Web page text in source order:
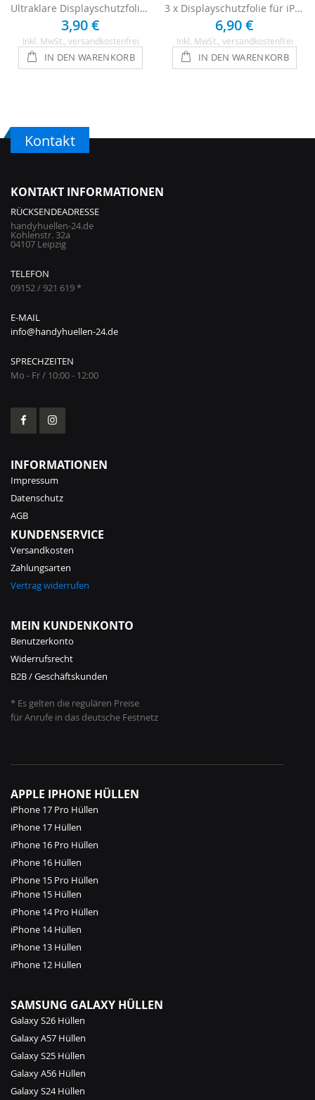
Ultraklare Displayschutzfolie für iPhone 7 Plus
3,90 €
Inkl. MwSt. , versandkostenfrei
IN DEN WARENKORB
3 x Displayschutzfolie für iPhone 7 Plus
6,90 €
Inkl. MwSt. , versandkostenfrei
IN DEN WARENKORB
Kontakt
KONTAKT INFORMATIONEN
RÜCKSENDEADRESSE
handyhuellen-24.de
Kohlenstr. 32a
04107 Leipzig
TELEFON
09152 / 921 619 *
E-MAIL
info@handyhuellen-24.de
SPRECHZEITEN
Mo - Fr / 10:00 - 12:00
INFORMATIONEN
Impressum
Datenschutz
AGB
KUNDENSERVICE
Versandkosten
Zahlungsarten
Vertrag widerrufen
MEIN KUNDENKONTO
Benutzerkonto
Widerrufsrecht
B2B / Geschäftskunden
* Es gelten die regulären Preise
für Anrufe in das deutsche Festnetz
APPLE IPHONE HÜLLEN
iPhone 17 Pro Hüllen
iPhone 17 Hüllen
iPhone 16 Pro Hüllen
iPhone 16 Hüllen
iPhone 15 Pro Hüllen
iPhone 15 Hüllen
iPhone 14 Pro Hüllen
iPhone 14 Hüllen
iPhone 13 Hüllen
iPhone 12 Hüllen
SAMSUNG GALAXY HÜLLEN
Galaxy S26 Hüllen
Galaxy A57 Hüllen
Galaxy S25 Hüllen
Galaxy A56 Hüllen
Galaxy S24 Hüllen